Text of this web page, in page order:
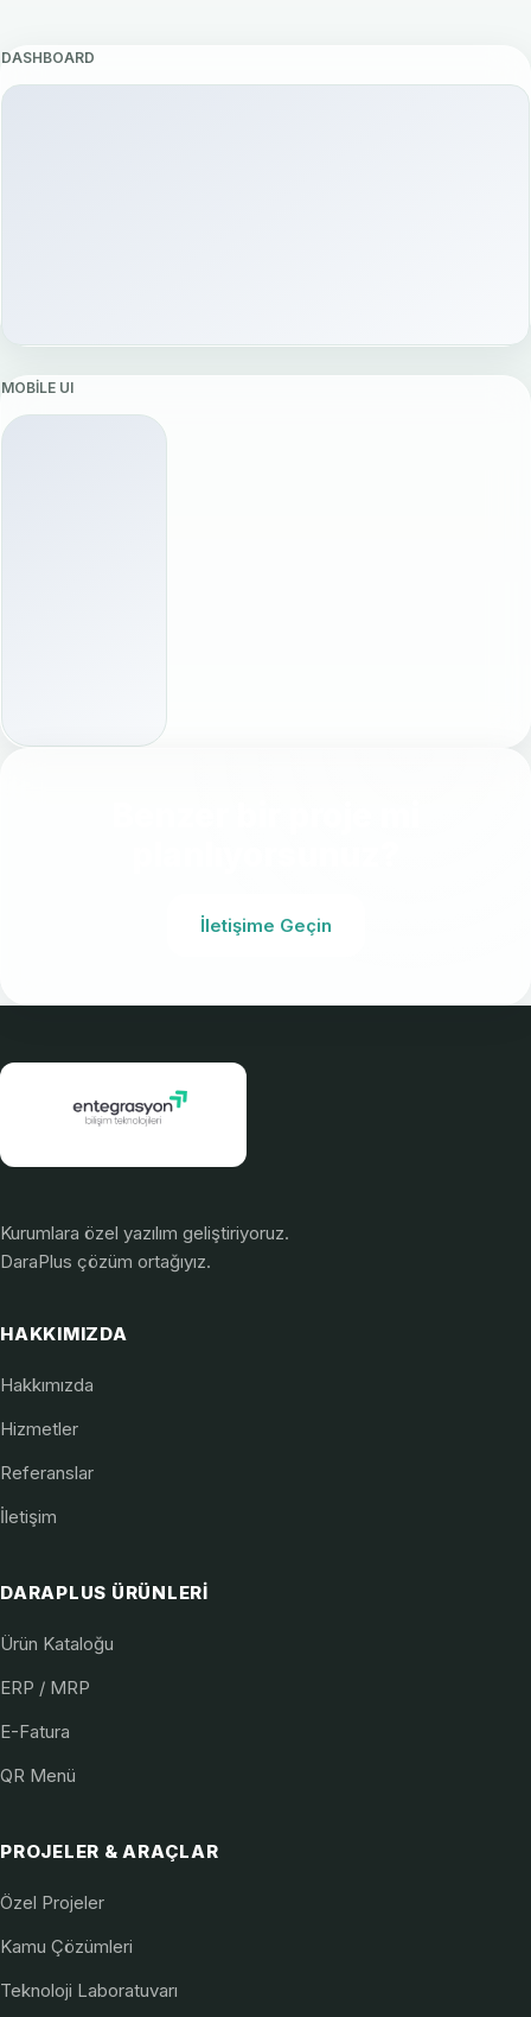
DASHBOARD
MOBILE UI
İletişime Geçin
Kurumlara özel yazılım geliştiriyoruz.
DaraPlus çözüm ortağıyız.
HAKKIMIZDA
Hakkımızda
Hizmetler
Referanslar
İletişim
DARAPLUS ÜRÜNLERI
Ürün Kataloğu
ERP / MRP
E-Fatura
QR Menü
PROJELER & ARAÇLAR
Özel Projeler
Kamu Çözümleri
Teknoloji Laboratuvarı